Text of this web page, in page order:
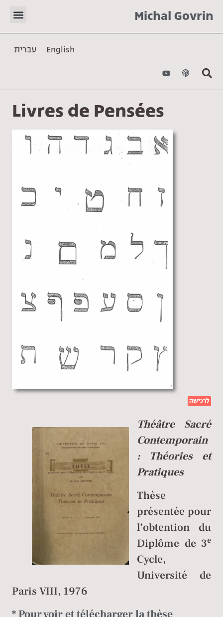
Michal Govrin
עברית English
Livres de Pensées
לרכישה
Théâtre Sacré
Contemporain
: Théories et
Pratiques
Thèse
présentée pour
l’obtention du
Diplôme de 3e
Cycle,
Université de
Paris VIII, 1976
* Pour voir et télécharger la thèse